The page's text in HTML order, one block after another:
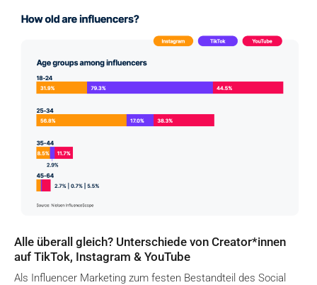
Alle überall gleich? Unterschiede von Creator*innen
auf TikTok, Instagram & YouTube
Als Influencer Marketing zum festen Bestandteil des Social